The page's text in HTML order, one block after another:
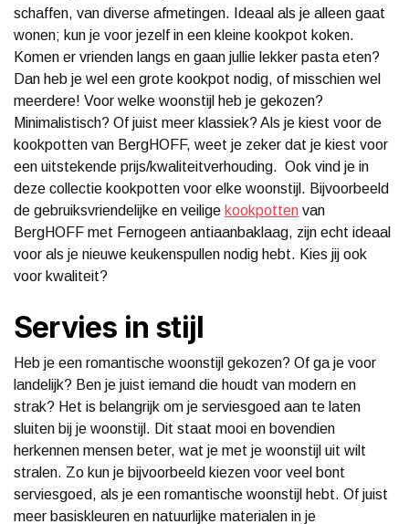
schaffen, van diverse afmetingen. Ideaal als je alleen gaat
wonen; kun je voor jezelf in een kleine kookpot koken.
Komen er vrienden langs en gaan jullie lekker pasta eten?
Dan heb je wel een grote kookpot nodig, of misschien wel
meerdere! Voor welke woonstijl heb je gekozen?
Minimalistisch? Of juist meer klassiek? Als je kiest voor de
kookpotten van BergHOFF, weet je zeker dat je kiest voor
een uitstekende prijs/kwaliteitverhouding. Ook vind je in
deze collectie kookpotten voor elke woonstijl. Bijvoorbeeld
de gebruiksvriendelijke en veilige kookpotten van
BergHOFF met Fernogeen antiaanbaklaag, zijn echt ideaal
voor als je nieuwe keukenspullen nodig hebt. Kies jij ook
voor kwaliteit?
Servies in stijl
Heb je een romantische woonstijl gekozen? Of ga je voor
landelijk? Ben je juist iemand die houdt van modern en
strak? Het is belangrijk om je serviesgoed aan te laten
sluiten bij je woonstijl. Dit staat mooi en bovendien
herkennen mensen beter, wat je met je woonstijl uit wilt
stralen. Zo kun je bijvoorbeeld kiezen voor veel bont
serviesgoed, als je een romantische woonstijl hebt. Of juist
meer basiskleuren en natuurlijke materialen in je